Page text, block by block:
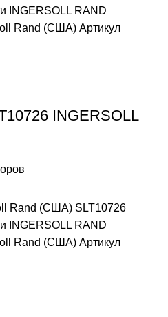
INGERSOLL RAND
Rand (США) Артикул
INGERSOLL
Rand (США) SLT10726
INGERSOLL RAND
Rand (США) Артикул